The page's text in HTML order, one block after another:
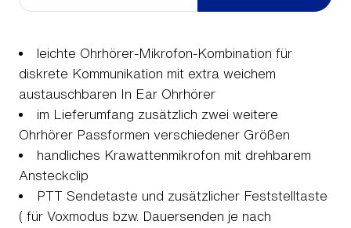
leichte Ohrhörer-Mikrofon-Kombination für
diskrete Kommunikation mit extra weichem
austauschbaren In Ear Ohrhörer
im Lieferumfang zusätzlich zwei weitere
Ohrhörer Passformen verschiedener Größen
handliches Krawattenmikrofon mit drehbarem
Ansteckclip
PTT Sendetaste und zusätzlicher Feststelltaste
( für Voxmodus bzw. Dauersenden je nach